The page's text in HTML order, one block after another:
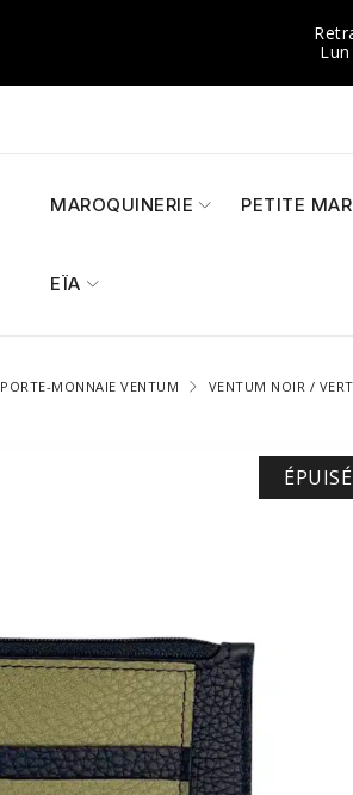
MAROQUINERIE PETITE
EÏA
PORTE-MONNAIE VENTUM VENTUM NOIR /
ÉPUISÉ